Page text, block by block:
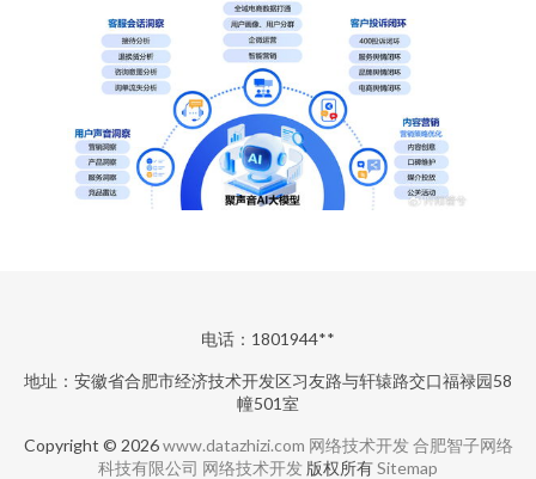
电话：1801944**
地址：安徽省合肥市经济技术开发区习友路与轩辕路交口福禄园58
幢501室
Copyright © 2026www.datazhizi.com 网络技术开发 合肥智子网络
科技有限公司 网络技术开发 版权所有Sitemap